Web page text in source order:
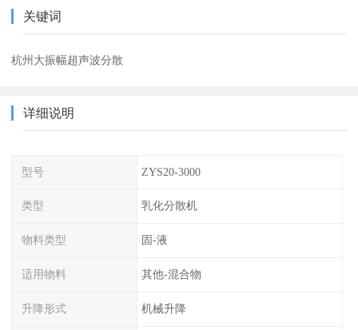
关键词
杭州大振幅超声波分散
详细说明
型号 ZYS20-3000
类型 乳化分散机
物料类型 固-液
适用物料 其他-混合物
升降形式 机械升降